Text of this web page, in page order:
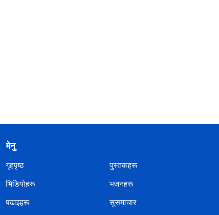
मेनु
गृहपृष्ठ
पुस्तकहरू
भिडियोहरू
भजनहरू
पढाइहरू
सुसमाचार